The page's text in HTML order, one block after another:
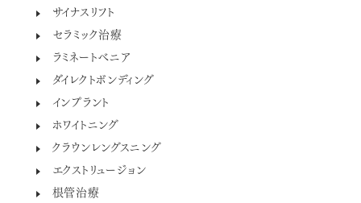
サイナスリフト
セラミック治療
ラミネートべニア
ダイレクトボンディング
インプラント
ホワイトニング
クラウンレングスニング
エクストリュージョン
根管治療